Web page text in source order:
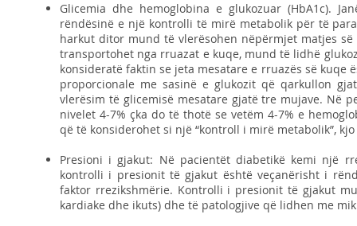
Glicemia dhe hemoglobina e glukozuar (HbA1c).
rëndësinë e një kontrolli të mirë metabolik për të
harkut ditor mund të vlerësohen nëpërmjet matjes
transportohet nga rruazat e kuqe, mund të lidhë
konsideratë faktin se jeta mesatare e rruazës së
proporcionale me sasinë e glukozit që qarkullon
vlerësim të glicemisë mesatare gjatë tre mujave. Në
nivelet 4-7% çka do të thotë se vetëm 4-7% e
që të konsiderohet si një “kontroll i mirë metabolik”,
Presioni i gjakut: Në pacientët diabetikë kemi një
kontrolli i presionit të gjakut është veçanërisht i
faktor rrezikshmërie. Kontrolli i presionit të gjakut
kardiake dhe ikuts) dhe të patologjive që lidhen me